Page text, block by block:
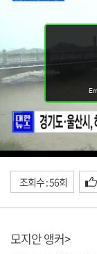
조회수 : 56회
모지안 앵커>